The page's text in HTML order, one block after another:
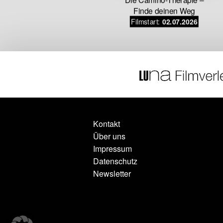
Finde deinen Weg
Filmstart:02.07.2026
Kontakt
Über uns
Impressum
Datenschutz
Newsletter